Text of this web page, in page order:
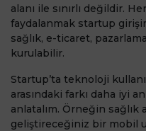
alanı ile sınırlı değildir.
faydalanmak startup
sağlık, e-ticaret,
kurulabilir.
Startup’ta teknoloji
arasındaki farkı daha iyi
anlatalım. Örneğin sağlık
geliştireceğiniz bir mobil